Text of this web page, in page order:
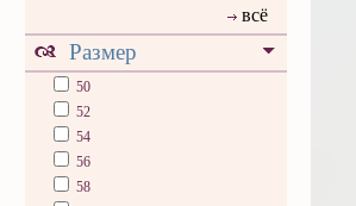
всё
Размер
50
52
54
56
58